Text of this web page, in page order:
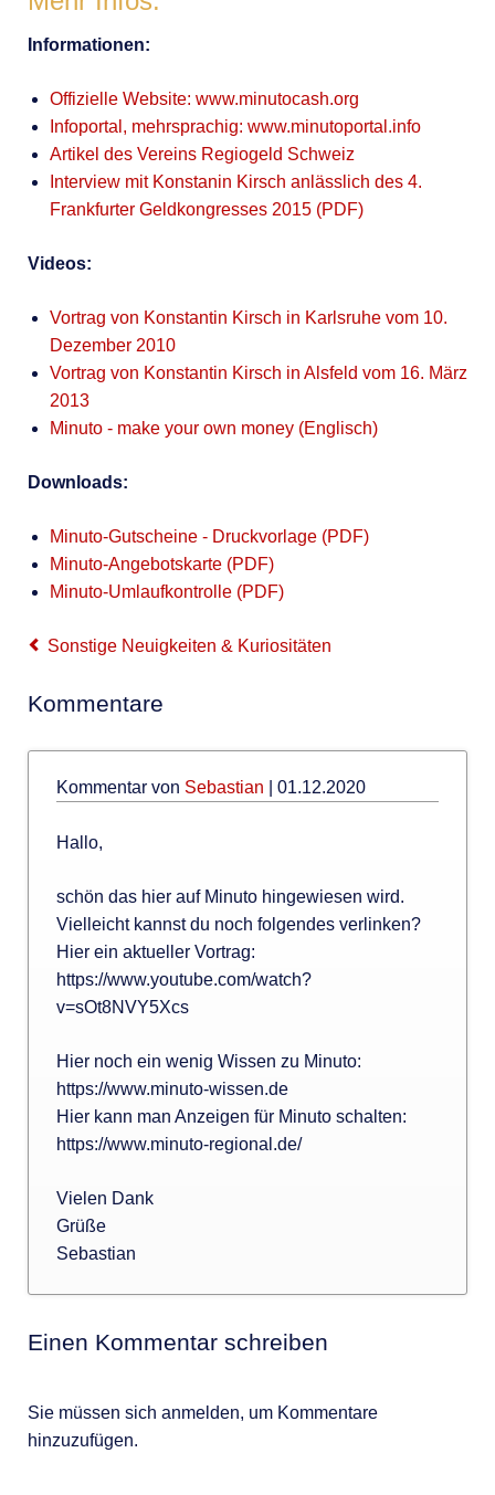
Informationen:
Offizielle Website: www.minutocash.org
Infoportal, mehrsprachig: www.minutoportal.info
Artikel des Vereins Regiogeld Schweiz
Interview mit Konstanin Kirsch anlässlich des 4.
Frankfurter Geldkongresses 2015 (PDF)
Videos:
Vortrag von Konstantin Kirsch in Karlsruhe vom 10.
Dezember 2010
Vortrag von Konstantin Kirsch in Alsfeld vom 16. März
2013
Minuto - make your own money (Englisch)
Downloads:
Minuto-Gutscheine - Druckvorlage (PDF)
Minuto-Angebotskarte (PDF)
Minuto-Umlaufkontrolle (PDF)
Sonstige Neuigkeiten & Kuriositäten
Kommentare
Kommentar von Sebastian 01.12.2020
Hallo,
schön das hier auf Minuto hingewiesen wird.
Vielleicht kannst du noch folgendes verlinken?
Hier ein aktueller Vortrag:
https://www.youtube.com/watch?
v=sOt8NVY5Xcs
Hier noch ein wenig Wissen zu Minuto:
https://www.minuto-wissen.de
Hier kann man Anzeigen für Minuto schalten:
https://www.minuto-regional.de/
Vielen Dank
Grüße
Sebastian
Einen Kommentar schreiben
Sie müssen sich anmelden, um Kommentare
hinzuzufügen.